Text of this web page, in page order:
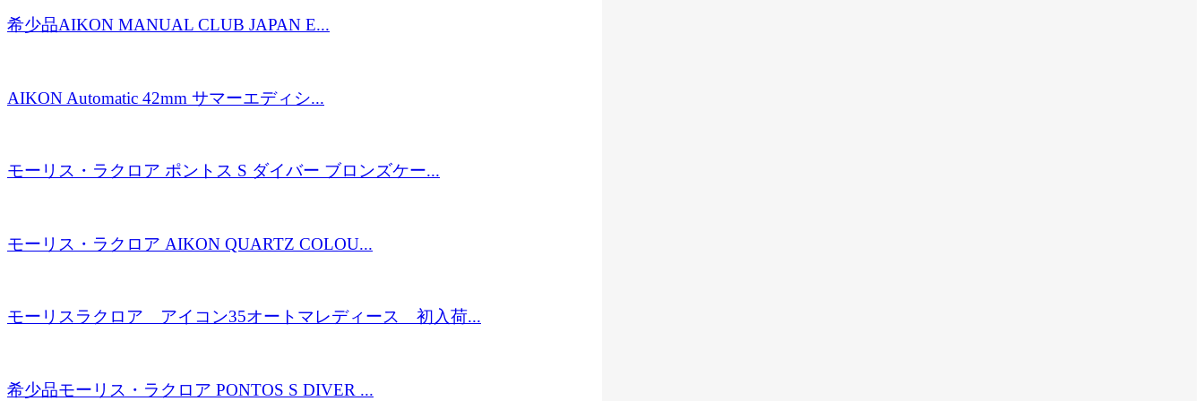
希少品AIKON MANUAL CLUB JAPAN E...
AIKON Automatic 42mm サマーエディシ...
モーリス・ラクロア ポントス S ダイバー ブロンズケー...
モーリス・ラクロア AIKON QUARTZ COLOU...
モーリスラクロア アイコン35オートマレディース 初入荷...
希少品モーリス・ラクロア PONTOS S DIVER ...